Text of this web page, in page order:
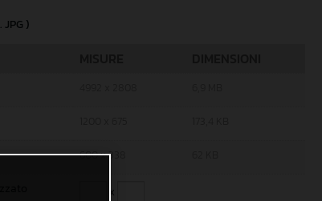
JPG )
600 x 338
x